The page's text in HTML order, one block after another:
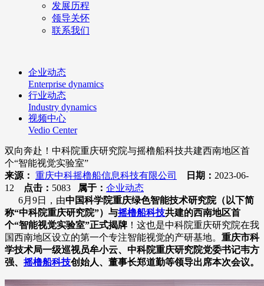
发展历程
领导关怀
联系我们
企业动态
Enterprise dynamics
行业动态
Industry dynamics
视频中心
Vedio Center
双向奔赴！中科院重庆研究院与摇橹船科技共建西南地区首
个“智能视觉实验室”
来源： 重庆中科摇橹船信息科技有限公司 日期： 2023-06-
12
点击： 5083 属于： 企业动态
6月9日，由中国科学院重庆绿色智能技术研究院（以下简
称“中科院重庆研究院”）与摇橹船科技共建的西南地区首
个“智能视觉实验室”正式揭牌 ！这也是中科院重庆研究院在我
国西南地区设立的第一个专注智能视觉的产研基地。 重庆市科
学技术局一级巡视员牟小云、中科院重庆研究院党委书记韦方
强、 摇橹船科技创始人、董事长郑道勤等领导出席本次会议。